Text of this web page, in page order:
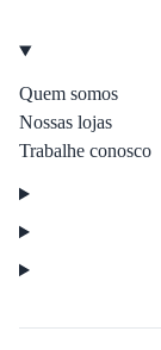
Quem somos
Nossas lojas
Trabalhe conosco